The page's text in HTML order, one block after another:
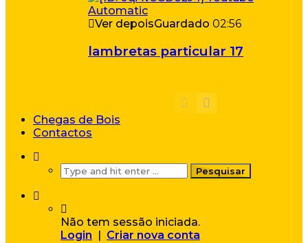
Ver depoisGuardado 02:56
lambretas particular 17
Chegas de Bois
Contactos
Não tem sessão iniciada.
Login
Criar nova conta